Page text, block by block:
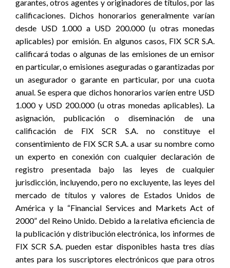
garantes, otros agentes y originadores de títulos, por las
calificaciones. Dichos honorarios generalmente varían
desde USD 1.000 a USD 200.000 (u otras monedas
aplicables) por emisión. En algunos casos, FIX SCR S.A.
calificará todas o algunas de las emisiones de un emisor
en particular, o emisiones aseguradas o garantizadas por
un asegurador o garante en particular, por una cuota
anual. Se espera que dichos honorarios varíen entre USD
1.000 y USD 200.000 (u otras monedas aplicables). La
asignación, publicación o diseminación de una
calificación de FIX SCR S.A. no constituye el
consentimiento de FIX SCR S.A. a usar su nombre como
un experto en conexión con cualquier declaración de
registro presentada bajo las leyes de cualquier
jurisdicción, incluyendo, pero no excluyente, las leyes del
mercado de títulos y valores de Estados Unidos de
América y la “Financial Services and Markets Act of
2000” del Reino Unido. Debido a la relativa eficiencia de
la publicación y distribución electrónica, los informes de
FIX SCR S.A. pueden estar disponibles hasta tres días
antes para los suscriptores electrónicos que para otros